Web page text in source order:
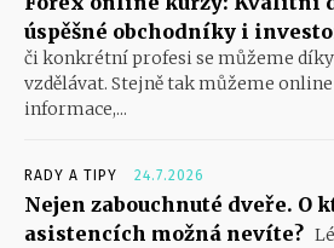
úspěšné obchodníky i
či konkrétní profesi se můžeme
vzdělávat. Stejně tak můžeme
informace,...
RADY A TIPY 24.7.2026
Nejen zabouchnuté dveře. O
asistencích možná nevíte?